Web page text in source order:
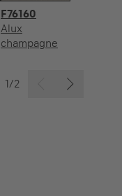
F76160
Alux
champagne
1/2